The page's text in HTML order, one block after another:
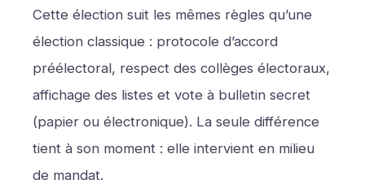
Cette élection suit les mêmes règles qu’une
élection classique : protocole d’accord
préélectoral, respect des collèges électoraux,
affichage des listes et vote à bulletin secret
(papier ou électronique). La seule différence
tient à son moment : elle intervient en milieu
de mandat.